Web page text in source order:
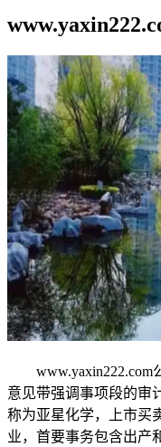
www.yaxin222.com
意见带强调事项段的审
称为亚星化学，上市买
业，首要事务包含出产